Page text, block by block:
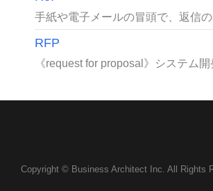
手紙や電子メールの冒頭で、返信
RFP
《request for proposal》システム
Copyright © Business Architect Inc. All Rights